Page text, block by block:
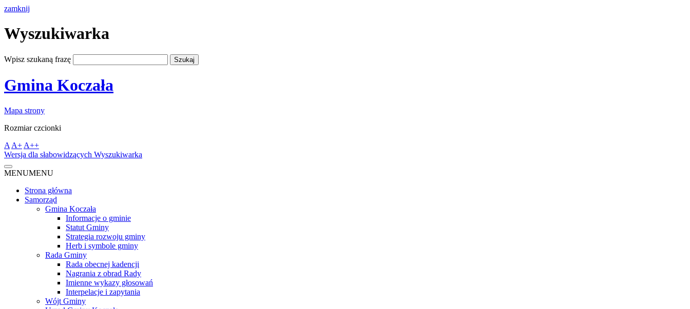
zamknij
Wyszukiwarka
Wpisz szukaną frazę
Gmina Koczała
Mapa strony
Rozmiar czcionki
A A+ A++
Wersja dla słabowidzących Wyszukiwarka
MENUMENU
Strona główna
Samorząd
Gmina Koczała
Informacje o gminie
Statut Gminy
Strategia rozwoju gminy
Herb i symbole gminy
Rada Gminy
Rada obecnej kadencji
Nagrania z obrad Rady
Imienne wykazy głosowań
Interpelacje i zapytania
Wójt Gminy